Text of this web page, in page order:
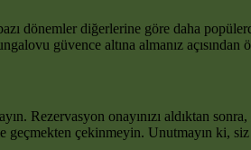
dönemler diğerlerine göre daha
güvence altına almanız
Rezervasyon onayınızı aldıktan
çekinmeyin. Unutmayın ki, siz